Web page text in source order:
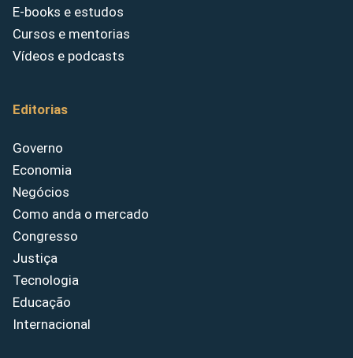
E-books e estudos
Cursos e mentorias
Vídeos e podcasts
Editorias
Governo
Economia
Negócios
Como anda o mercado
Congresso
Justiça
Tecnologia
Educação
Internacional